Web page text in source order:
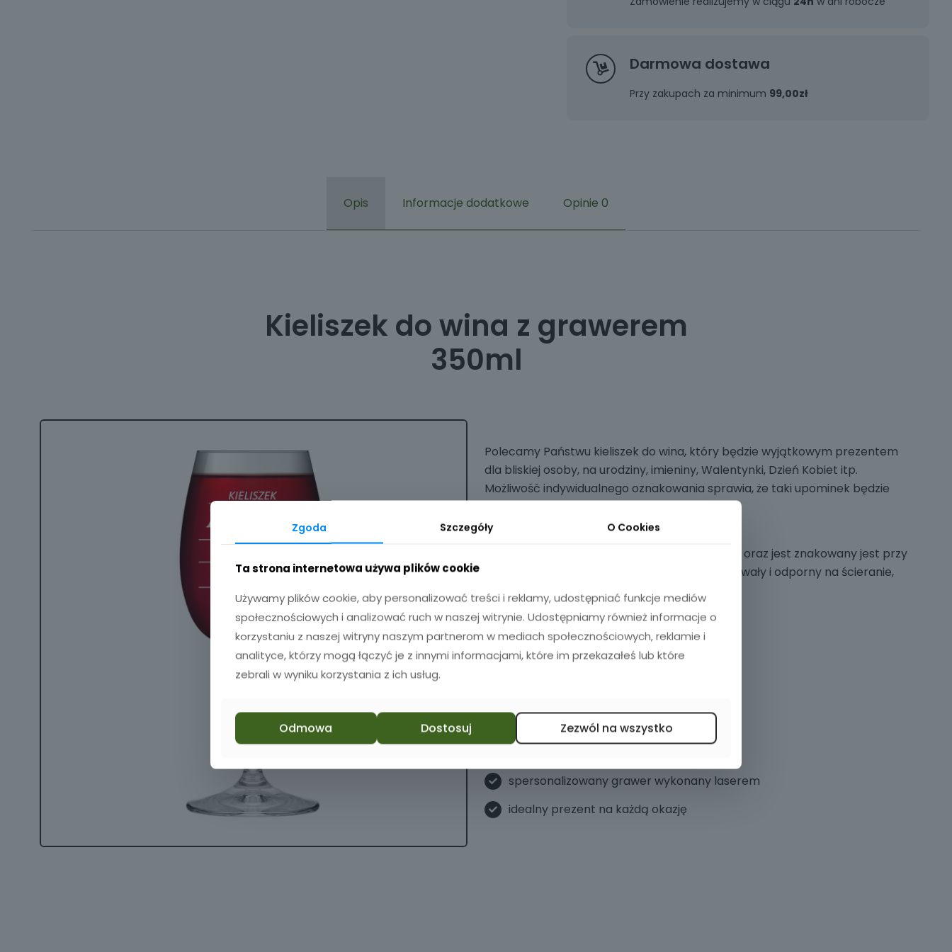
Darmowa dostawa
Przy zakupach za minimum 99,00zł
Opis Informacje dodatkowe Opinie 0
Kieliszek do wina z grawerem
350ml
Polecamy Państwu kieliszek do wina, który będzie wyjątkowym prezentem
dla bliskiej osoby, na urodziny, imieniny, Walentynki, Dzień Kobiet itp.
Możliwość indywidualnego oznakowania sprawia, że taki upominek będzie
Kieliszek wykonany jest z wysokiej jakości szkła oraz jest znakowany jest przy
pomocy wysokiej jakości lasera. Grawer jest trwały i odporny na ścieranie,
bez obaw kieliszki można myć w zmywarce.
Specyfikacja
pojemność kieliszka - 350 ml
spersonalizowany grawer wykonany laserem
idealny prezent na każdą okazję
Zgoda Szczegóły O Cookies
Ta strona internetowa używa plików cookie
Używamy plików cookie, aby personalizować treści i reklamy, udostępniać funkcje mediów
społecznościowych i analizować ruch w naszej witrynie. Udostępniamy również informacje o
korzystaniu z naszej witryny naszym partnerom w mediach społecznościowych, reklamie i
analityce, którzy mogą łączyć je z innymi informacjami, które im przekazałeś lub które
zebrali w wyniku korzystania z ich usług.
Odmowa Dostosuj Zezwól na wszystko